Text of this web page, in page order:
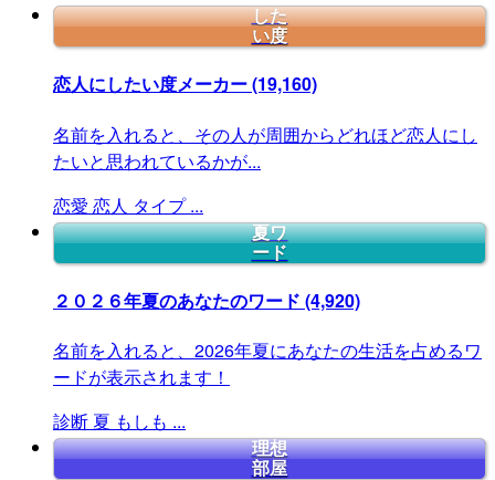
した
い度
恋人にしたい度メーカー(19,160)
名前を入れると、その人が周囲からどれほど恋人にし
たいと思われているかが...
恋愛 恋人 タイプ ...
夏ワ
ード
２０２６年夏のあなたのワード (4,920)
名前を入れると、2026年夏にあなたの生活を占めるワ
ードが表示されます！
診断 夏 もしも ...
理想
部屋